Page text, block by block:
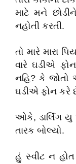
માટે મને
નહોતી કરતી.
તો મારે મારા
વારે ઘડીએ
નહિ? કે
ઘડીએ ફોન કરે
ઓકે, ડાર્લિંગ
તારક બોલ્યો.
હું સ્વીટ ન